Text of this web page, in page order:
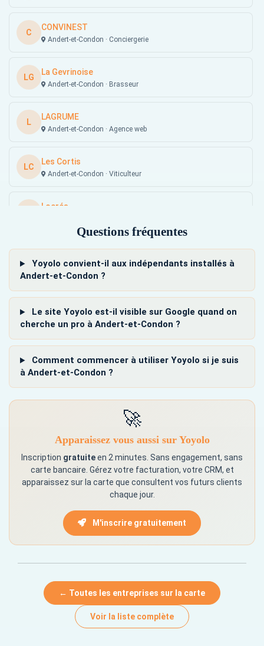
C
CONVINEST
Andert-et-Condon · Conciergerie
LG
La Gevrinoise
Andert-et-Condon · Brasseur
L
LAGRUME
Andert-et-Condon · Agence web
LC
Les Cortis
Andert-et-Condon · Viticulteur
Locréa
Questions fréquentes
Yoyolo convient-il aux indépendants installés à
Andert-et-Condon ?
Le site Yoyolo est-il visible sur Google quand on
cherche un pro à Andert-et-Condon ?
Comment commencer à utiliser Yoyolo si je suis
à Andert-et-Condon ?
🚀
Apparaissez vous aussi sur Yoyolo
Inscription gratuiteen 2 minutes. Sans engagement, sans
carte bancaire. Gérez votre facturation, votre CRM, et
apparaissez sur la carte que consultent vos futurs clients
chaque jour.
M'inscrire gratuitement
← Toutes les entreprises sur la carte
Voir la liste complète